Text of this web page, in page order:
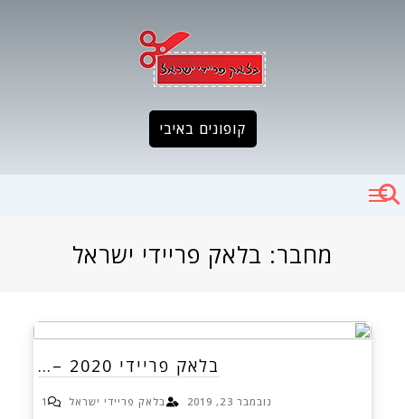
קופונים באיבי
מחבר: בלאק פריידי ישראל
בלאק פריידי 2020 –…
נובמבר 23, 2019 בלאק פריידי ישראל 1